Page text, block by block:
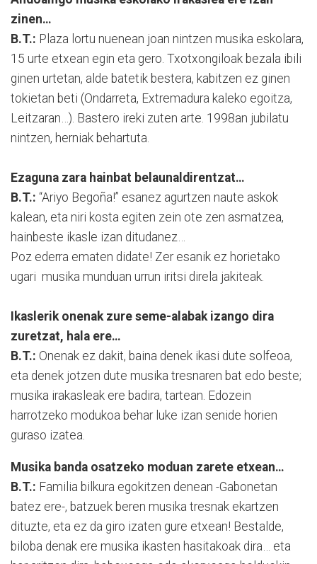
zinen…
B.T.: Plaza lortu nuenean joan nintzen musika eskolara,
15 urte etxean egin eta gero. Txotxongiloak bezala ibili
ginen urtetan, alde batetik bestera, kabitzen ez ginen
tokietan beti (Ondarreta, Extremadura kaleko egoitza,
Leitzaran…). Bastero ireki zuten arte. 1998an jubilatu
nintzen, herniak behartuta.
Ezaguna zara hainbat belaunaldirentzat…
B.T.: “Ariyo Begoña!” esanez agurtzen naute askok
kalean, eta niri kosta egiten zein ote zen asmatzea,
hainbeste ikasle izan ditudanez…
Poz ederra ematen didate! Zer esanik ez horietako
ugari musika munduan urrun iritsi direla jakiteak.
Ikaslerik onenak zure seme-alabak izango dira
zuretzat, hala ere…
B.T.: Onenak ez dakit, baina denek ikasi dute solfeoa,
eta denek jotzen dute musika tresnaren bat edo beste;
musika irakasleak ere badira, tartean. Edozein
harrotzeko modukoa behar luke izan senide horien
guraso izatea.
Musika banda osatzeko moduan zarete etxean…
B.T.: Familia bilkura egokitzen denean -Gabonetan
batez ere-, batzuek beren musika tresnak ekartzen
dituzte, eta ez da giro izaten gure etxean! Bestalde,
biloba denak ere musika ikasten hasitakoak dira… eta